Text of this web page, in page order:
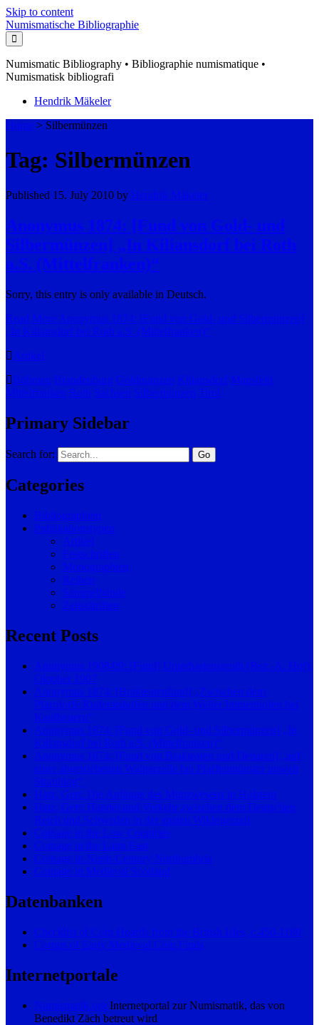
Skip to content
Numismatische Bibliographie
Numismatic Bibliography • Bibliographie numismatique •
Numismatisk bibliografi
Hendrik Mäkeler
Home > Silbermünzen
Tag: Silbermünzen
Published 15. July 2010 by Hendrik Mäkeler
Anonymus 1874: [Fund von Gold- und
Silbermünzen] „In Kiliansdorf bei Roth
a.S. (Mittelfranken)“
Sorry, this entry is only available in Deutsch.
Read More Anonymus 1874: [Fund von Gold- und Silbermünzen]
„In Kiliansdorf bei Roth a.S. (Mittelfranken)“
Artikel
Böhmen Brandenburg Goldmünzen Kiliansdorf Mansfeld
Mittelfranken Roth Sachsen Silbermünzen Tirol
Primary Sidebar
Search for:
Categories
Bibliographien
Publikationstypen
Artikel
Festschriften
Monographien
Reihen
Sammelbände
Zeitschriften
Recent Posts
Anonymus 1908/09: [Fund] Unterhartensreuth (Bez.-A. Hof),
Oktober 1907
Anonymus 1874: [Brakteatenfund] „Zwischen dem
Pfarrdorfe Ruderatshofen und dem Weiler Immenhofen bei
Kaufbeuern“
Anonymus 1874: [Fund von Gold- und Silbermünzen] „In
Kiliansdorf bei Roth a.S. (Mittelfranken)“
Anonymus 1874: [Fund von Brakteaten und Denaren] „auf
einer abgetriebenen Walparzelle bei Pfaffenmünster unweit
Straubing“
Hatz, Gert: Die Anfänge des Münzwesens in Holstein
Hatz, Gert: Handel und Verkehr zwischen dem Deutschen
Reich und Schweden in der späten Wikingerzeit
Coinage in the Low Countries
Coinage in the Latin East
Coinage in Ninth-Century Northumbria
Coinage in Medieval Scotland
Datenbanken
Checklist of Coin Hoards from the British Isles, c.450-1180
Corpus of Early Medieval Coin Finds
Internetportale
Numismatik.org Internetportal zur Numismatik, das von
Benedikt Zäch betreut wird